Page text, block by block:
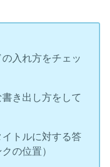
入れ方をチェッ
き出し方をして
トルに対する答
の位置）